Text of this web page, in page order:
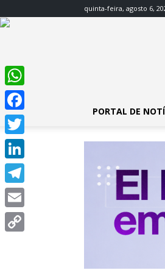
quinta-feira, agosto 6,
PORTAL DE
WhatsApp
Facebook
Twitter
LinkedIn
Telegram
Email